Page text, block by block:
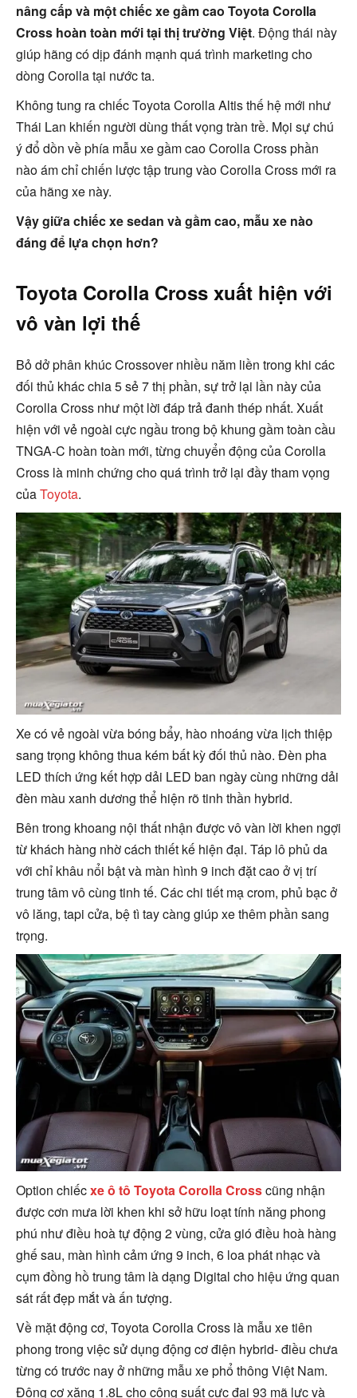
nâng cấp và một chiếc xe gầm cao Toyota Corolla
Cross hoàn toàn mới tại thị trường Việt. Động thái này
giúp hãng có dịp đánh mạnh quá trình marketing cho
dòng Corolla tại nước ta.
Không tung ra chiếc Toyota Corolla Altis thế hệ mới như
Thái Lan khiến người dùng thất vọng tràn trề. Mọi sự chú
ý đổ dồn về phía mẫu xe gầm cao Corolla Cross phần
nào ám chỉ chiến lược tập trung vào Corolla Cross mới ra
của hãng xe này.
Vậy giữa chiếc xe sedan và gầm cao, mẫu xe nào
đáng để lựa chọn hơn?
Toyota Corolla Cross xuất hiện với
vô vàn lợi thế
Bỏ dở phân khúc Crossover nhiều năm liền trong khi các
đối thủ khác chia 5 sẻ 7 thị phần, sự trở lại lần này của
Corolla Cross như một lời đáp trả đanh thép nhất. Xuất
hiện với vẻ ngoài cực ngầu trong bộ khung gầm toàn cầu
TNGA-C hoàn toàn mới, từng chuyển động của Corolla
Cross là minh chứng cho quá trình trở lại đầy tham vọng
củaToyota.
Xe có vẻ ngoài vừa bóng bẩy, hào nhoáng vừa lịch thiệp
sang trọng không thua kém bất kỳ đối thủ nào. Đèn pha
LED thích ứng kết hợp dải LED ban ngày cùng những dải
đèn màu xanh dương thể hiện rõ tinh thần hybrid.
Bên trong khoang nội thất nhận được vô vàn lời khen ngợi
từ khách hàng nhờ cách thiết kế hiện đại. Táp lô phủ da
với chỉ khâu nổi bật và màn hình 9 inch đặt cao ở vị trí
trung tâm vô cùng tinh tế. Các chi tiết mạ crom, phủ bạc ở
vô lăng, tapi cửa, bệ tì tay càng giúp xe thêm phần sang
trọng.
Option chiếcxe ô tô Toyota Corolla Crosscũng nhận
được cơn mưa lời khen khi sở hữu loạt tính năng phong
phú như điều hoà tự động 2 vùng, cửa gió điều hoà hàng
ghế sau, màn hình cảm ứng 9 inch, 6 loa phát nhạc và
cụm đồng hồ trung tâm là dạng Digital cho hiệu ứng quan
sát rất đẹp mắt và ấn tượng.
Về mặt động cơ, Toyota Corolla Cross là mẫu xe tiên
phong trong việc sử dụng động cơ điện hybrid- điều chưa
từng có trước nay ở những mẫu xe phổ thông Việt Nam.
Động cơ xăng 1.8L cho công suất cực đại 93 mã lực và